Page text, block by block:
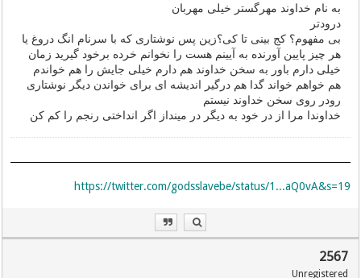
به نام خداوند مهرگستر خیلی مهربان
درودتر
بی مفهوم؟ کج بینی تا کی؟زین پس نوشتاری که با سرنام انگ دروغ یا
هر چیز پایین آورنده به آیینم هست را نخوانم خرده برخود گیرید زمان
خیلی دارم باور به سخن خداوند هم دارم خیلی جایش را هم خواندم
هم خواهم خواند گدا هم درگیر اندیشه ای برای خواندن دیگر نوشتاری
رودر روی سخن خداوند نیستم
خداوندا مرا از در خود به دیگر در مینداز اگر انداختی رنجم را کم کن
https://twitter.com/godsslavebe/status/1...aQ0vA&s=19
2567
Unregistered